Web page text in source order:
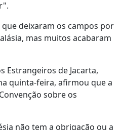
deixaram os campos por
mas muitos acabaram
Estrangeiros de Jacarta,
quinta-feira, afirmou que a
sobre os
não tem a obrigação ou a